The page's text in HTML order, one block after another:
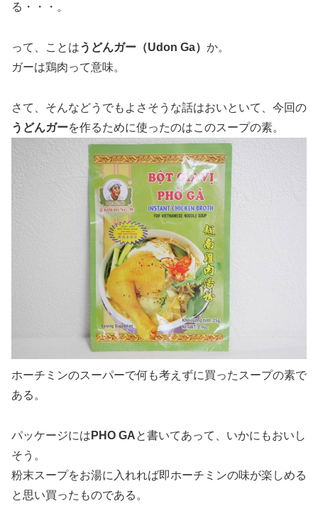
る・・・。
って、ことはうどんガー（Udon Ga） か。
ガーは鶏肉って意味。
さて、そんなどうでもよさそうな話はおいといて、今回の
うどんガーを作るために使ったのはこのスープの素。
ホーチミンのスーパーで何も考えずに買ったスープの素で
ある。
パッケージには PHO GAと書いてあって、いかにもおいし
そう。
粉末スープをお湯に入れれば即ホーチミンの味が楽しめる
と思い買ったものである。